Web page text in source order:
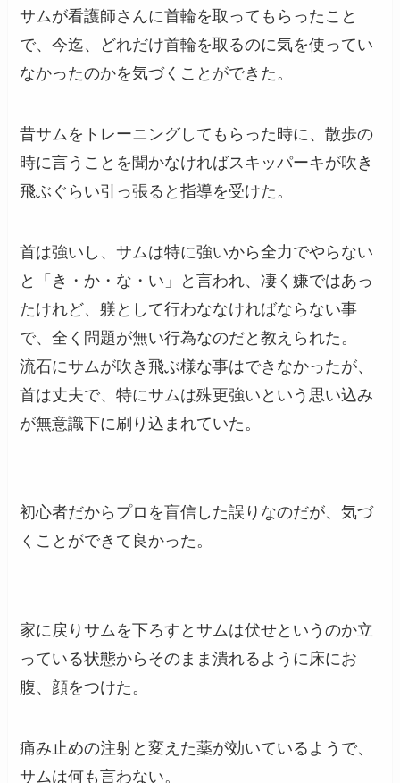
サムが看護師さんに首輪を取ってもらったこと
で、今迄、どれだけ首輪を取るのに気を使ってい
なかったのかを気づくことができた。
昔サムをトレーニングしてもらった時に、散歩の
時に言うことを聞かなければスキッパーキが吹き
飛ぶぐらい引っ張ると指導を受けた。
首は強いし、サムは特に強いから全力でやらない
と「き・か・な・い」と言われ、凄く嫌ではあっ
たけれど、躾として行わななければならない事
で、全く問題が無い行為なのだと教えられた。
流石にサムが吹き飛ぶ様な事はできなかったが、
首は丈夫で、特にサムは殊更強いという思い込み
が無意識下に刷り込まれていた。
初心者だからプロを盲信した誤りなのだが、気づ
くことができて良かった。
家に戻りサムを下ろすとサムは伏せというのか立
っている状態からそのまま潰れるように床にお
腹、顔をつけた。
痛み止めの注射と変えた薬が効いているようで、
サムは何も言わない。